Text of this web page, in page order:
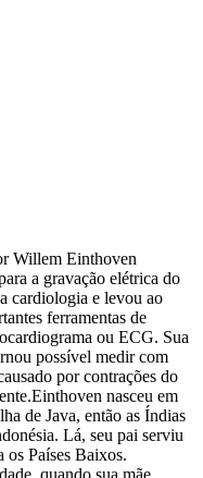
Willem Einthoven
a gravação elétrica do
cardiologia e levou ao
ferramentas de
ou ECG. Sua
possível medir com
por contrações do
nasceu em
de Java, então as Índias
Lá, seu pai serviu
Países Baixos.
quando sua mãe,